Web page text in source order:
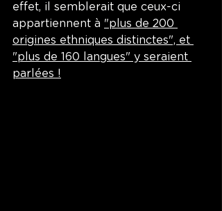
effet, il semblerait que ceux-ci
appartiennent à "plus de 200
origines ethniques distinctes", et
"plus de 160 langues" y seraient
parlées !